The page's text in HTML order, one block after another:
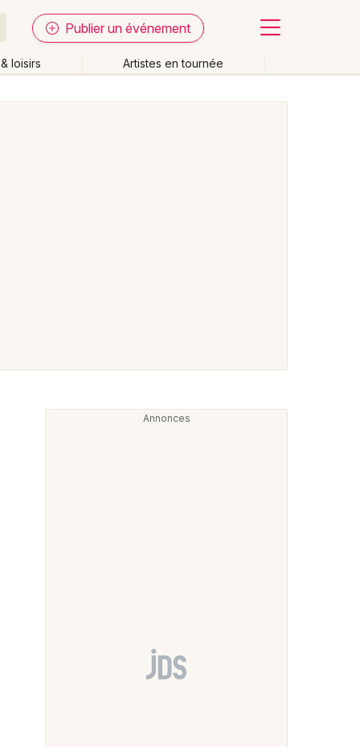
Publier un événement
loisirs Artistes en tournée